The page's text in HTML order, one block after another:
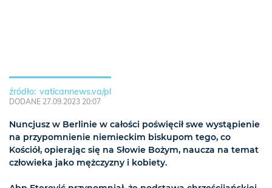
vaticannews.va/pl
DODANE 27.09.2023 20:07
Nuncjusz w Berlinie w całości poświęcił swe wystąpienie
na przypomnienie niemieckim biskupom tego, co
Kościół, opierając się na Słowie Bożym, naucza na temat
człowieka jako mężczyzny i kobiety.